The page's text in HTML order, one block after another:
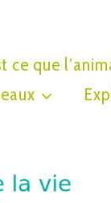
ce que